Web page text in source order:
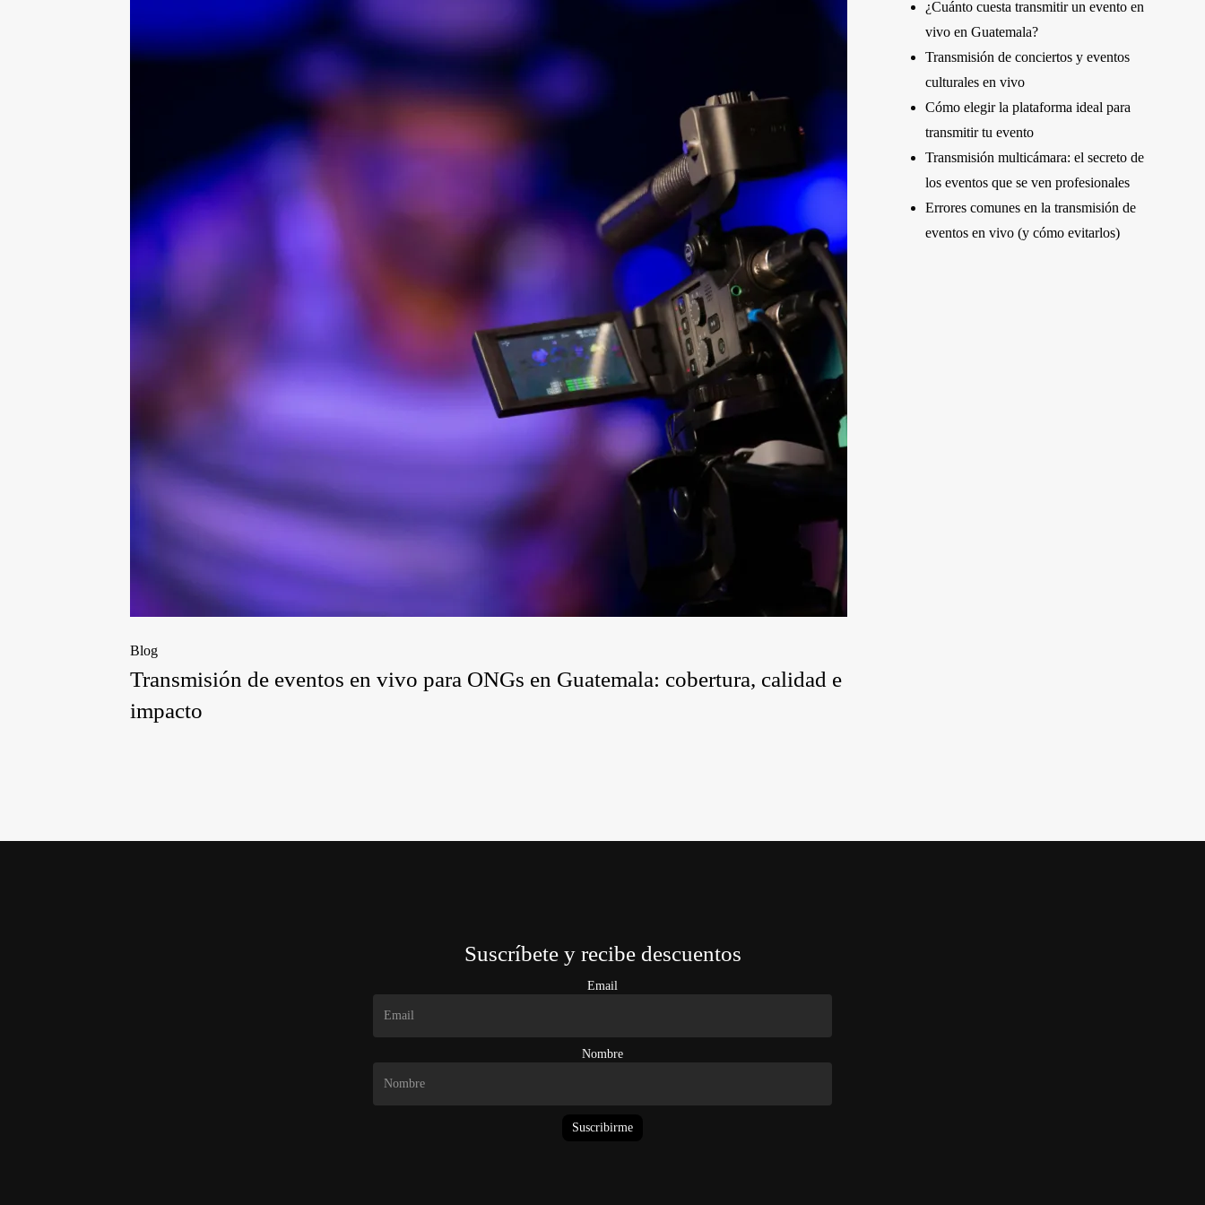
Blog
Transmisión de eventos en vivo para ONGs en Guatemala: cobertura, calidad e
impacto
¿Cuánto cuesta transmitir un evento en
vivo en Guatemala?
Transmisión de conciertos y eventos
culturales en vivo
Cómo elegir la plataforma ideal para
transmitir tu evento
Transmisión multicámara: el secreto de
los eventos que se ven profesionales
Errores comunes en la transmisión de
eventos en vivo (y cómo evitarlos)
Suscríbete y recibe descuentos
Email
Nombre
Suscribirme